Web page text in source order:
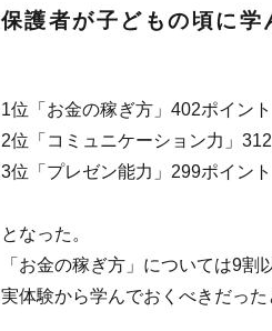
保護者が子どもの頃に
1位「お金の稼ぎ方」402ポイント
2位「コミュニケーション力」
3位「プレゼン能力」299ポイント
となった。
「お金の稼ぎ方」については9割
実体験から学んでおくべきだった